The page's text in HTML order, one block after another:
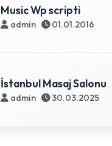
Music Wp scripti
admin 01.01.2016
İstanbul Masaj Salonu
admin 30.03.2025